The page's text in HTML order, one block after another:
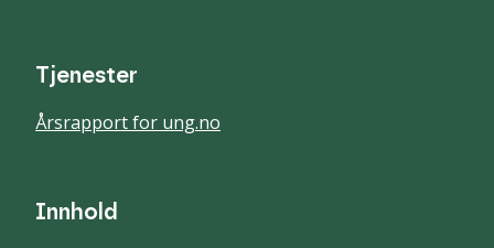
Tjenester
Årsrapport for ung.no
Innhold